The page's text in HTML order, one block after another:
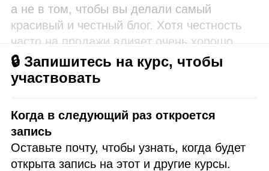
а не в том, чтобы вы делали самый
красивый и честный блог. Хотя честность
часто на продажи влияет очень хорошо.
🔒 Запишитесь на курс, чтобы
участвовать
Когда в следующий раз откроется
запись
Оставьте почту, чтобы узнать, когда будет
открыта запись на этот и другие курсы.